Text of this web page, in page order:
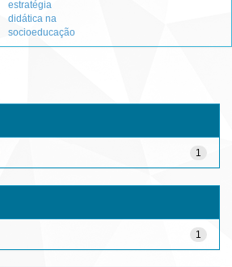
estratégia
didática na
socioeducação
1
1